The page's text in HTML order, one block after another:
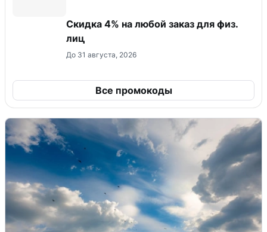
Скидка 4% на любой заказ для физ.
лиц
До 31 августа, 2026
Все промокоды